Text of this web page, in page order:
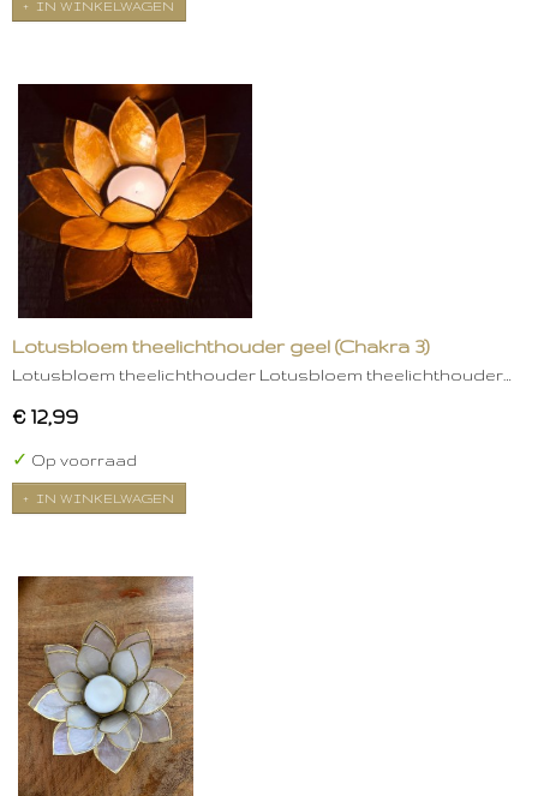
IN WINKELWAGEN
Lotusbloem theelichthouder geel (Chakra 3)
Lotusbloem theelichthouder Lotusbloem theelichthouder…
€ 12,99
✓ Op voorraad
IN WINKELWAGEN